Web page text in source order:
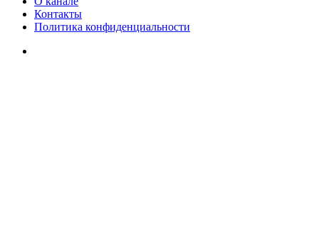
Контакты
Политика конфиденциальности